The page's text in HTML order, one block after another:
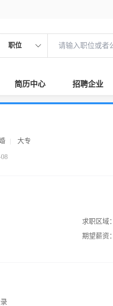
职位
简历中心 招聘企业
大专
求职区域：
期望薪资：